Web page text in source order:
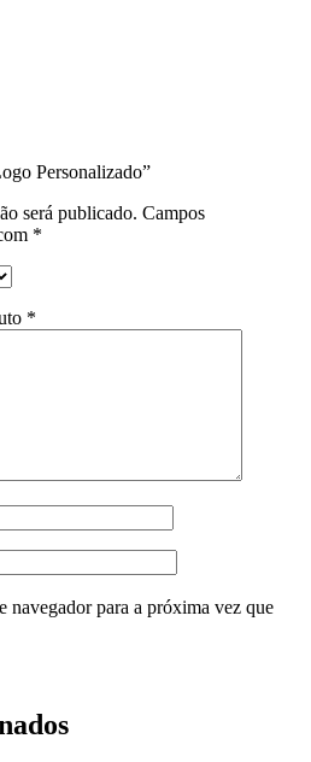
Personalizado”
será publicado. Campos
*
*
navegador para a próxima vez que